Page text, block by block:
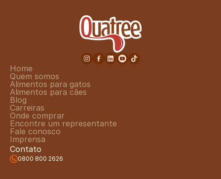
Home
Quem somos
Alimentos para gatos
Alimentos para cães
Blog
Carreiras
Onde comprar
Encontre um representante
Fale conosco
Imprensa
Contato
0800 800 2626